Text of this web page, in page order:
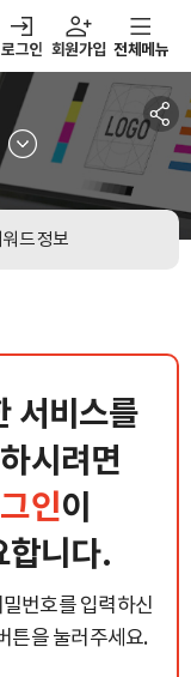
로그인 회원가입
아이디어뱅크
전체메뉴
드 정보
서비스를
시려면
인이
합니다.
번호를 입력하신
튼을 눌러주세요.